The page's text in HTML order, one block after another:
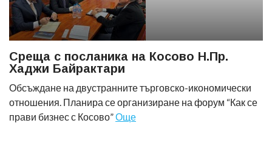
Среща с посланика на Косово Н.Пр.
Хаджи Байрактари
Обсъждане на двустранните търговско-икономически
отношения. Планира се организиране на форум “Как се
прави бизнес с Косово”Още